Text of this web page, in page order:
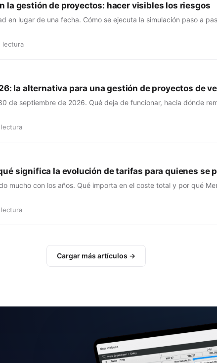
la gestión de proyectos: hacer visibles los riesgos
en lugar de una fecha. Cómo se ejecuta la simulación paso a
lectura
la alternativa para una gestión de proyectos de
de septiembre de 2026. Qué deja de funcionar, hacia dónde
lectura
significa la evolución de tarifas para quienes se
mucho con los años. Qué importa en el coste total y por qué
lectura
Cargar más artículos →